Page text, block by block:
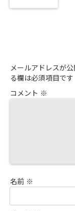
メールアドレスが公
る欄は必須項目です
コメント ※
名前 ※